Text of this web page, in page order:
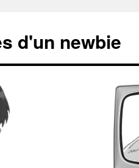
d'un newbie